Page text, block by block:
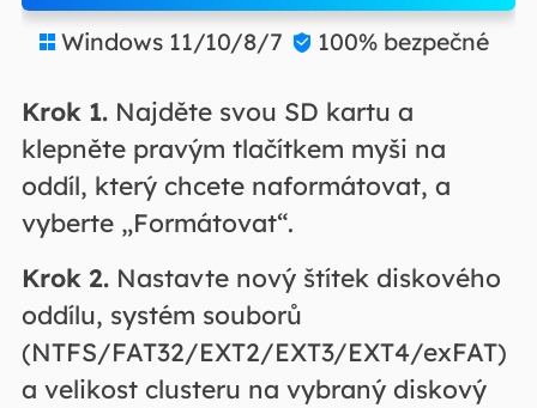
 Windows 11/10/8/7  100% bezpečné
Krok 1.Najděte svou SD kartu a
klepněte pravým tlačítkem myši na
oddíl, který chcete naformátovat, a
vyberte „Formátovat“.
Krok 2.Nastavte nový štítek diskového
oddílu, systém souborů
(NTFS/FAT32/EXT2/EXT3/EXT4/exFAT)
a velikost clusteru na vybraný diskový